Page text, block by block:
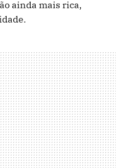
ainda mais rica,